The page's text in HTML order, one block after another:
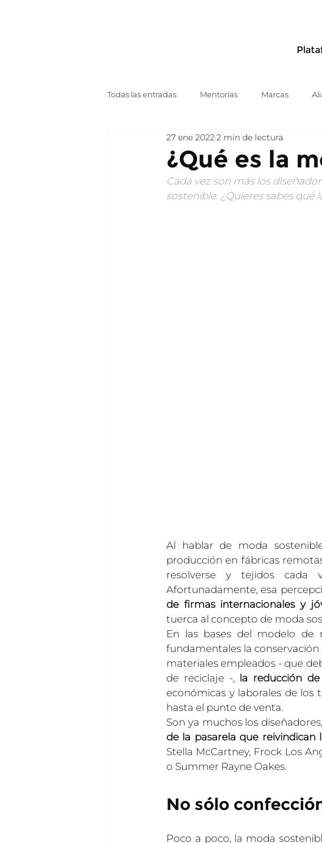
Todas las entradas Mentorías Marcas
Indumentaria Modelaje
Fotografía y
¿Qué es la
27 ene 2022 2 min de lectura
Cada vez son más los
sostenible. ¿Quieres sabes
Al hablar de moda
producción en fábricas
resolverse y tejidos cada
Afortunadamente, esa
de firmas internacionales y
tuerca al concepto de moda
En las bases del modelo de
fundamentales la
materiales empleados - que
de reciclaje -, la reducción de
económicas y laborales de
hasta el punto de venta.
Son ya muchos los
de la pasarela que reivindican
Stella McCartney, Frock Los
o Summer Rayne Oakes.
No sólo
Poco a poco, la moda